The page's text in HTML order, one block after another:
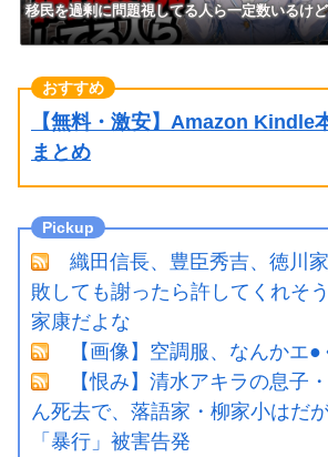
移民を過剰に問題視してる人ら一定数いるけ
【無料・激安】Amazon Kindle
まとめ
織田信長、豊臣秀吉、徳川
敗しても謝ったら許してくれそ
家康だよな
【画像】空調服、なんかエ
【恨み】清水アキラの息子
ん死去で、落語家・柳家小はだ
「暴行」被害告発